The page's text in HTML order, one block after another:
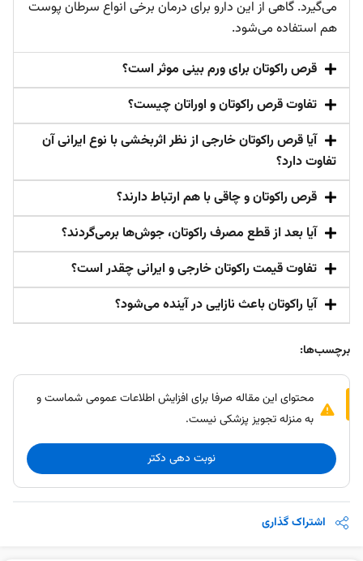
می‌گیرد. گاهی از این دارو برای درمان برخی انواع سرطان پوست
هم استفاده می‌شود.
قرص راکوتان برای ورم بینی موثر است؟
تفاوت قرص راکوتان و اوراتان چیست؟
آیا قرص راکوتان خارجی از نظر اثربخشی با نوع ایرانی آن
تفاوت دارد؟
قرص راکوتان و چاقی با هم ارتباط دارند؟
آیا بعد از قطع مصرف راکوتان، جوش‌ها برمی‌گردند؟
تفاوت قیمت راکوتان خارجی و ایرانی چقدر است؟
آیا راکوتان باعث نازایی در آینده می‌شود؟
برچسب‌ها:
محتوای این مقاله صرفا برای افزایش اطلاعات عمومی شماست و
به منزله تجویز پزشکی نیست.
نوبت دهی دکتر
اشتراک گذاری